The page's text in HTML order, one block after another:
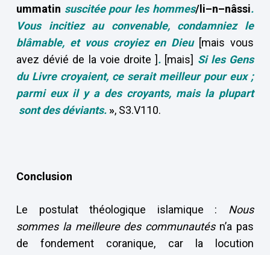
ummatin suscitée pour les hommes/li–n–nâssi.
Vous incitiez au convenable, condamniez le
blâmable, et vous croyiez en Dieu [mais vous
avez dévié de la voie droite ]. [mais] Si les Gens
du Livre croyaient, ce serait meilleur pour eux ;
parmi eux il y a des croyants, mais la plupart
sont des déviants.», S3.V110.
Conclusion
Le postulat théologique islamique : Nous
sommes la meilleure des communautésn’a pas
de fondement coranique, car la locution